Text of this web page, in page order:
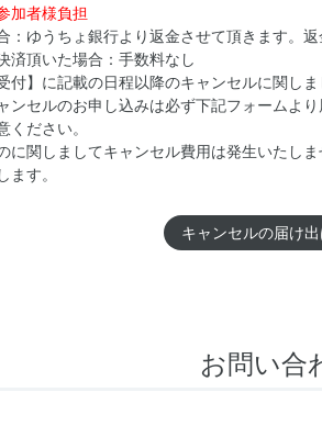
加者様負担
：ゆうちょ銀行より返金させて頂きます。
済頂いた場合：手数料なし
付】に記載の日程以降のキャンセルに関しま
ンセルのお申し込みは必ず下記フォームより
ください。
に関しましてキャンセル費用は発生いたし
ます。
キャンセルの届け
お問い合